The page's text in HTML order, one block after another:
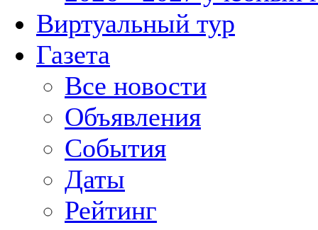
Виртуальный тур
Газета
Все новости
Объявления
События
Даты
Рейтинг